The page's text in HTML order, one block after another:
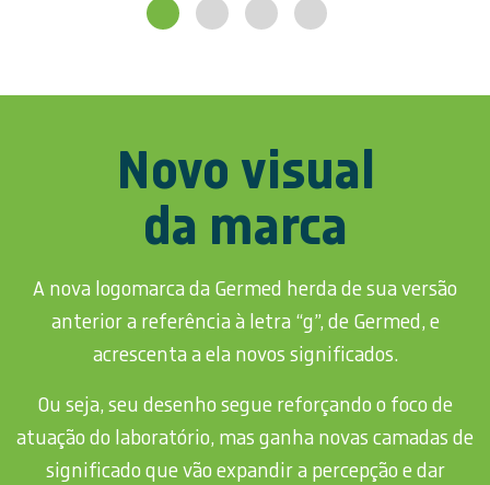
Novo visual
da marca
A nova logomarca da Germed herda de sua versão
anterior a referência à letra “g”, de Germed, e
acrescenta a ela novos significados.
Ou seja, seu desenho segue reforçando o foco de
atuação do laboratório, mas ganha novas camadas de
significado que vão expandir a percepção e dar